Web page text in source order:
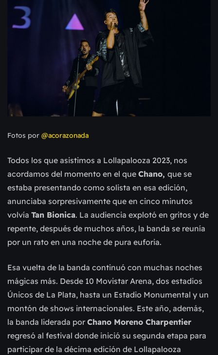
Fotos por @acorazonada
Todos los que asistimos a Lollapalooza 2023, nos
acordamos del momento en el que Chano, que se
estaba presentando como solista en esa edición,
anunciaba sorpresivamente que en cinco minutos
volvía Tan Bionica. La audiencia explotó en gritos y de
repente, después de muchos años, la banda se reunía
por un rato en una noche de pura euforia.
Esa vuelta de la banda continuó con muchas noches
mágicas más. Desde 10 Movistar Arena, dos estadios
Únicos de La Plata, hasta un Estadio Monumental y un
montón de shows internacionales. Este año, además,
la banda liderada por Chano Moreno Charpentier
regresó al festival donde inició su segunda etapa para
participar de la décima edición de Lollapalooza